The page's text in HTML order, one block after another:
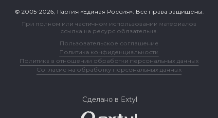
© 2005-2026, Партия «Единая Россия». Все права защищены.
При полном или частичном использовании материалов
ссылка на ресурс обязательна.
Пользовательское соглашение
Политика конфиденциальности
Политика в отношении обработки персональных данных
Согласие на обработку персональных данных
Сделано в Extyl